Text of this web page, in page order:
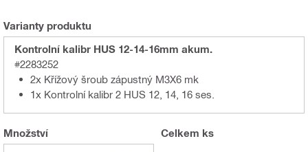
Varianty produktu
Kontrolní kalibr HUS 12-14-16mm akum.
#2283252
2x Křížový šroub zápustný M3X6 mk
1x Kontrolní kalibr 2 HUS 12, 14, 16 ses.
Množství Celkem ks